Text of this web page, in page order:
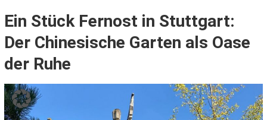
Ein Stück Fernost in Stuttgart:
Der Chinesische Garten als Oase
der Ruhe